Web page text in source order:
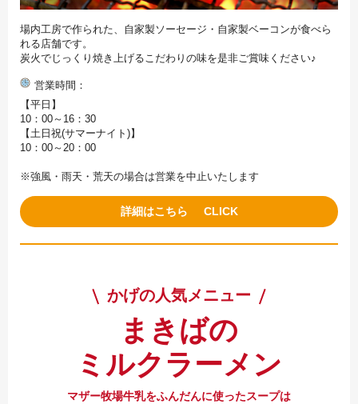
場内工房で作られた、自家製ソーセージ・自家製ベーコンが食べら
れる店舗です。
炭火でじっくり焼き上げるこだわりの味を是非ご賞味ください♪
営業時間
【平日】
10：00～16：30
【土日祝(サマーナイト)】
10：00～20：00
※強風・雨天・荒天の場合は営業を中止いたします
詳細はこちら
かげの人気メニュー
まきばの
ミルクラーメン
マザー牧場牛乳をふんだんに使ったスープは